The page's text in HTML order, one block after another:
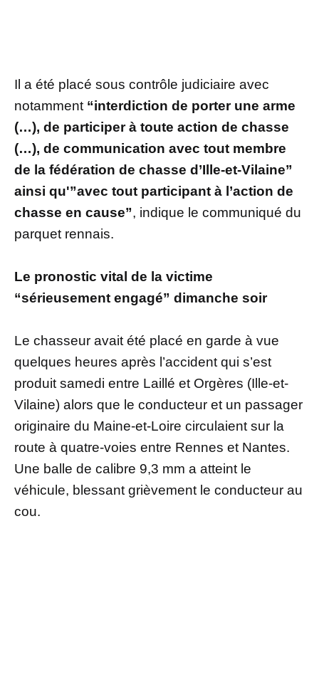
Il a été placé sous contrôle judiciaire avec
notamment “interdiction de porter une arme
(…), de participer à toute action de chasse
(…), de communication avec tout membre
de la fédération de chasse d’Ille-et-Vilaine”
ainsi qu'”avec tout participant à l’action de
chasse en cause”, indique le communiqué du
parquet rennais.
Le pronostic vital de la victime
“sérieusement engagé” dimanche soir
Le chasseur avait été placé en garde à vue
quelques heures après l’accident qui s’est
produit samedi entre Laillé et Orgères (Ille-et-
Vilaine) alors que le conducteur et un passager
originaire du Maine-et-Loire circulaient sur la
route à quatre-voies entre Rennes et Nantes.
Une balle de calibre 9,3 mm a atteint le
véhicule, blessant grièvement le conducteur au
cou.